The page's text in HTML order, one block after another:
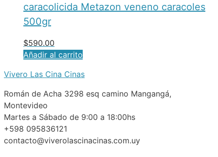
caracolicida Metazon veneno caracoles
500gr
$590.00
Añadir al carrito
Vivero Las Cina Cinas
Román de Acha 3298 esq camino Mangangá,
Montevideo
Martes a Sábado de 9:00 a 18:00hs
+598 095836121
contacto@viverolascinacinas.com.uy